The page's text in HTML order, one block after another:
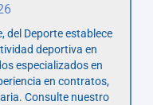
del Deporte establece
deportiva en
especializados en
en contratos,
Consulte nuestro